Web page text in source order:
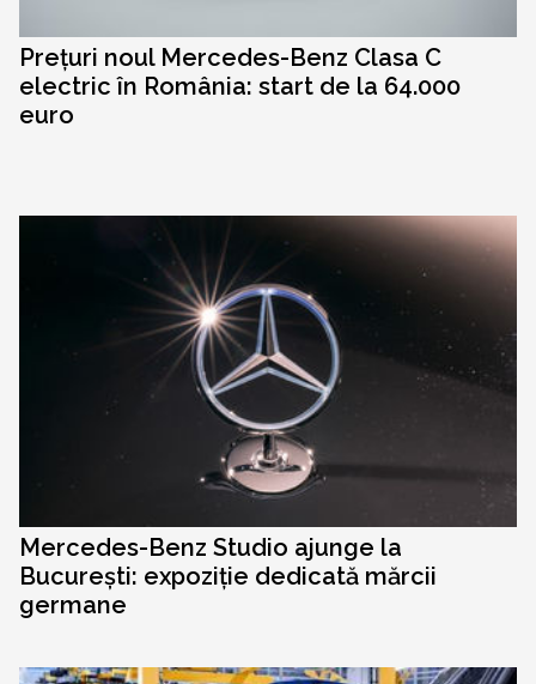
Prețuri noul Mercedes-Benz Clasa C
electric în România: start de la 64.000
euro
Mercedes-Benz Studio ajunge la
București: expoziție dedicată mărcii
germane